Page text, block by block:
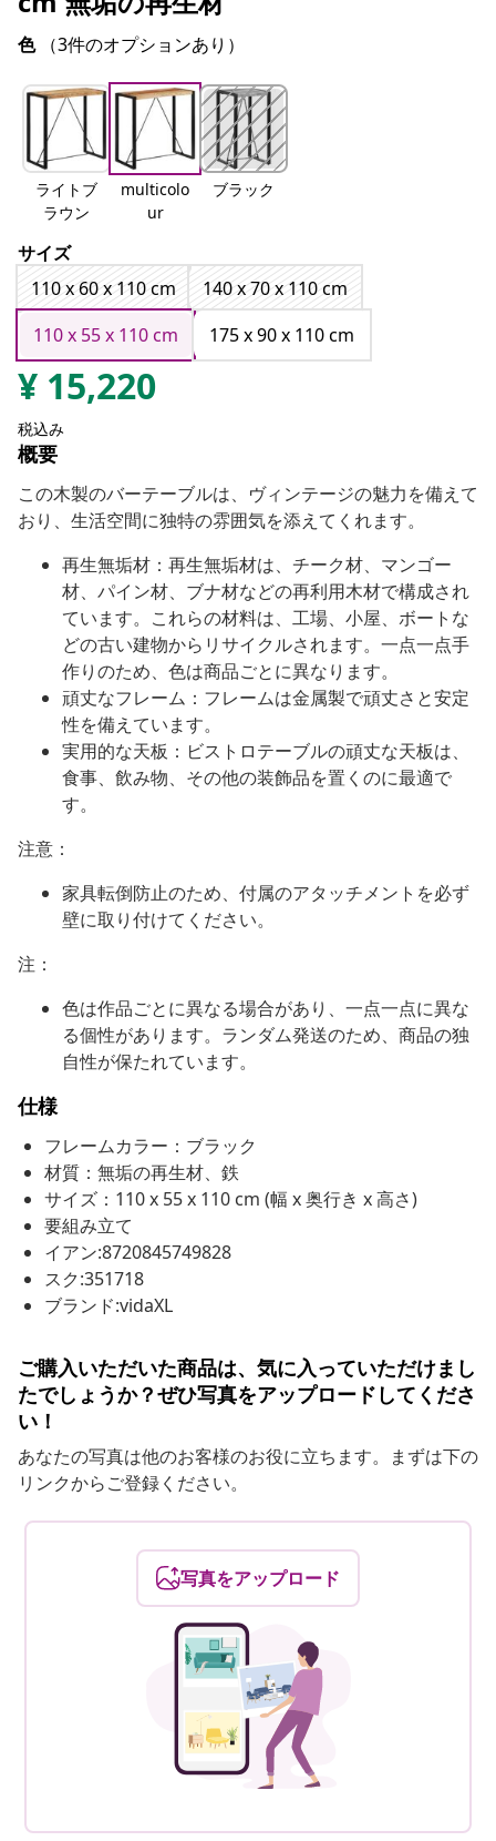
色 （3件のオプションあり）
ライトブ
ラウン
multicolo
ur
ブラック
サイズ
110 x 60 x 110 cm
140 x 70 x 110 cm
110 x 55 x 110 cm
175 x 90 x 110 cm
¥ 15,220
税込み
概要
この木製のバーテーブルは、ヴィンテージの魅力を備えて
おり、生活空間に独特の雰囲気を添えてくれます。
再生無垢材：再生無垢材は、チーク材、マンゴー
材、パイン材、ブナ材などの再利用木材で構成され
ています。これらの材料は、工場、小屋、ボートな
どの古い建物からリサイクルされます。一点一点手
作りのため、色は商品ごとに異なります。
頑丈なフレーム：フレームは金属製で頑丈さと安定
性を備えています。
実用的な天板：ビストロテーブルの頑丈な天板は、
食事、飲み物、その他の装飾品を置くのに最適で
す。
注意：
家具転倒防止のため、付属のアタッチメントを必ず
壁に取り付けてください。
注：
色は作品ごとに異なる場合があり、一点一点に異な
る個性があります。ランダム発送のため、商品の独
自性が保たれています。
仕様
フレームカラー：ブラック
材質：無垢の再生材、鉄
サイズ：110 x 55 x 110 cm (幅 x 奥行き x 高さ)
要組み立て
イアン:8720845749828
スク:351718
ブランド:vidaXL
ご購入いただいた商品は、気に入っていただけまし
たでしょうか？ぜひ写真をアップロードしてくださ
い！
あなたの写真は他のお客様のお役に立ちます。まずは下の
リンクからご登録ください。
写真をアップロード